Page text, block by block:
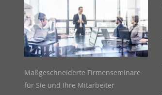
Maßgeschneiderte Firmenseminare
für Sie und Ihre Mitarbeiter